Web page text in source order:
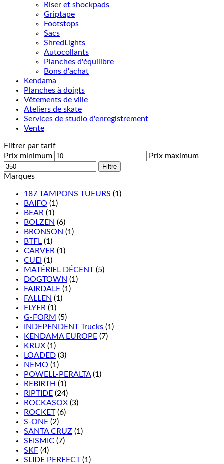
Riser et shockpads
Griptape
Footstops
Sacs
ShredLights
Autocollants
Planches d'équilibre
Bons d'achat
Kendama
Planches à doigts
Vêtements de ville
Ateliers de skate
Services de studio d'enregistrement
Vente
Filtrer par tarif
Prix minimum
Prix maximum
Filtre
Marques
187 TAMPONS TUEURS (1)
BAIFO (1)
BEAR (1)
BOLZEN (6)
BRONSON (1)
BTFL (1)
CARVER (1)
CUEI (1)
MATÉRIEL DÉCENT (5)
DOGTOWN (1)
FAIRDALE (1)
FALLEN (1)
FLYER (1)
G-FORM (5)
INDEPENDENT Trucks (1)
KENDAMA EUROPE (7)
KRUX (1)
LOADED (3)
NEMO (1)
POWELL-PERALTA (1)
REBIRTH (1)
RIPTIDE (24)
ROCKASOX (3)
ROCKET (6)
S-ONE (2)
SANTA CRUZ (1)
SEISMIC (7)
SKF (4)
SLIDE PERFECT (1)